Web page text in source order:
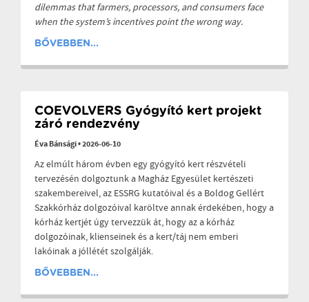
dilemmas that farmers, processors, and consumers face
when the system’s incentives point the wrong way.
BŐVEBBEN...
COEVOLVERS Gyógyító kert projekt
záró rendezvény
Éva Bánsági•2026-06-10
Az elmúlt három évben egy gyógyító kert részvételi
tervezésén dolgoztunk a Magház Egyesület kertészeti
szakembereivel, az ESSRG kutatóival és a Boldog Gellért
Szakkórház dolgozóival karöltve annak érdekében, hogy a
kórház kertjét úgy tervezzük át, hogy az a kórház
dolgozóinak, klienseinek és a kert/táj nem emberi
lakóinak a jóllétét szolgálják.
BŐVEBBEN...